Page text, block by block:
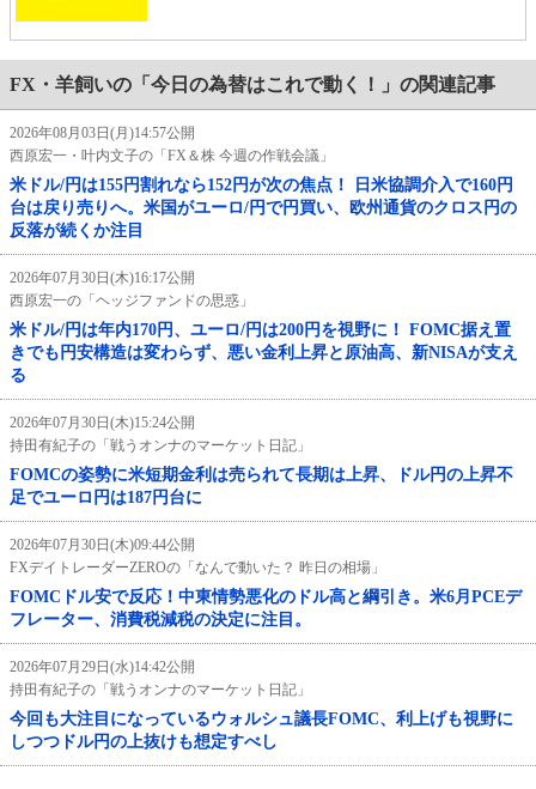
FX・羊飼いの「今日の為替はこれで動く！」の関連記事
2026年08月03日(月)14:57公開
西原宏一・叶内文子の「FX＆株 今週の作戦会議」
米ドル/円は155円割れなら152円が次の焦点！ 日米協調介入で160円
台は戻り売りへ。米国がユーロ/円で円買い、欧州通貨のクロス円の
反落が続くか注目
2026年07月30日(木)16:17公開
西原宏一の「ヘッジファンドの思惑」
米ドル/円は年内170円、ユーロ/円は200円を視野に！ FOMC据え置
きでも円安構造は変わらず、悪い金利上昇と原油高、新NISAが支え
る
2026年07月30日(木)15:24公開
持田有紀子の「戦うオンナのマーケット日記」
FOMCの姿勢に米短期金利は売られて長期は上昇、ドル円の上昇不
足でユーロ円は187円台に
2026年07月30日(木)09:44公開
FXデイトレーダーZEROの「なんで動いた？ 昨日の相場」
FOMCドル安で反応！中東情勢悪化のドル高と綱引き。米6月PCEデ
フレーター、消費税減税の決定に注目。
2026年07月29日(水)14:42公開
持田有紀子の「戦うオンナのマーケット日記」
今回も大注目になっているウォルシュ議長FOMC、利上げも視野に
しつつドル円の上抜けも想定すべし